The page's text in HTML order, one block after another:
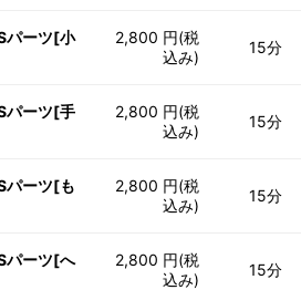
パーツ[小
2,800 円(税
込み)
15分
パーツ[手
2,800 円(税
込み)
15分
パーツ[も
2,800 円(税
込み)
15分
パーツ[へ
2,800 円(税
込み)
15分